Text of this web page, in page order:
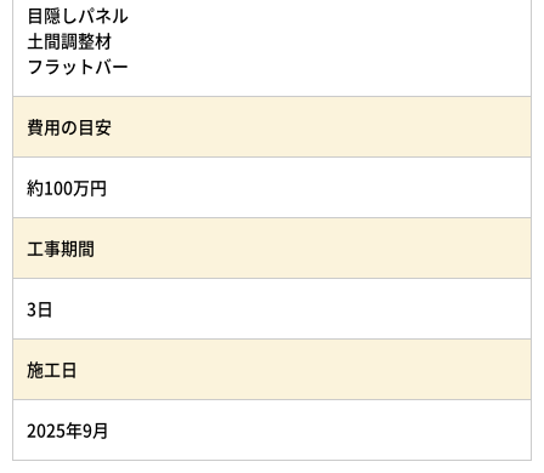
目隠しパネル
土間調整材
フラットバー
費用の目安
約100万円
工事期間
3日
施工日
2025年9月